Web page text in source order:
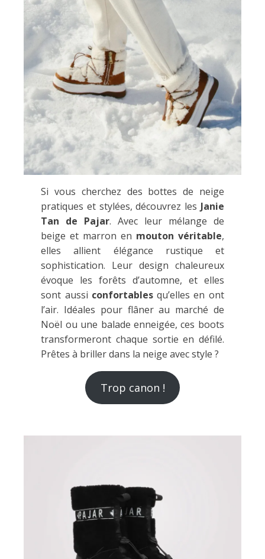
Si vous cherchez des bottes de neige
pratiques et stylées, découvrez les Janie
Tan de Pajar. Avec leur mélange de
beige et marron en mouton véritable,
elles allient élégance rustique et
sophistication. Leur design chaleureux
évoque les forêts d’automne, et elles
sont aussi confortablesqu’elles en ont
l’air. Idéales pour flâner au marché de
Noël ou une balade enneigée, ces boots
transformeront chaque sortie en défilé.
Prêtes à briller dans la neige avec style ?
Trop canon !